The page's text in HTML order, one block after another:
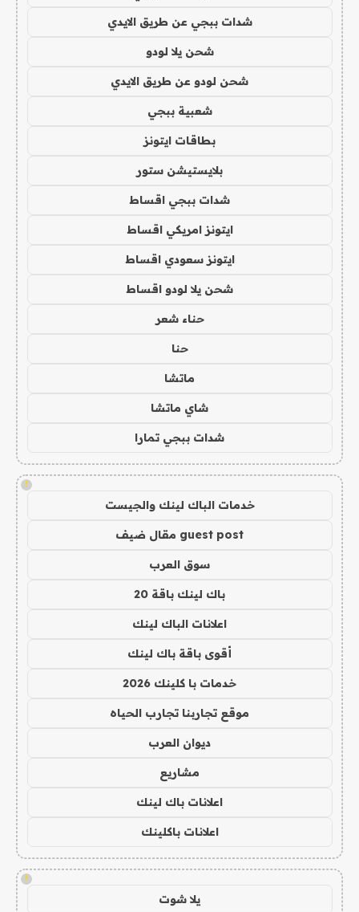
شدات ببجي عن طريق الايدي
شحن يلا لودو
شحن لودو عن طريق الايدي
شعبية ببجي
بطاقات ايتونز
بلايستيشن ستور
شدات ببجي اقساط
ايتونز امريكي اقساط
ايتونز سعودي اقساط
شحن يلا لودو اقساط
حناء شعر
حنا
ماتشا
شاي ماتشا
شدات ببجي تمارا
!
خدمات الباك لينك والجيست
guest post مقال ضيف
سوق العرب
باك لينك باقة 20
اعلانات الباك لينك
أقوى باقة باك لينك
خدمات با كلينك 2026
موقع تجاربنا تجارب الحياه
ديوان العرب
مشاريع
اعلانات باك لينك
اعلانات باكلينك
!
يلا شوت